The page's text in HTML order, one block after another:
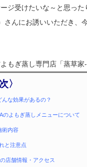
受けたいな～と思った
んにお誘いいただき、
もぎ蒸し専門店「蒸草家
〉
な効果があるの？
のよもぎ蒸しメニューについて
術内容
と注意点
店舗情報・アクセス